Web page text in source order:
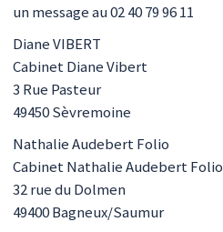
un message au 02 40 79 96 11
DianeVIBERT
Cabinet Diane Vibert
3 Rue Pasteur
49450Sèvremoine
NathalieAudebert Folio
Cabinet Nathalie Audebert Folio
32 rue du Dolmen
49400Bagneux/Saumur